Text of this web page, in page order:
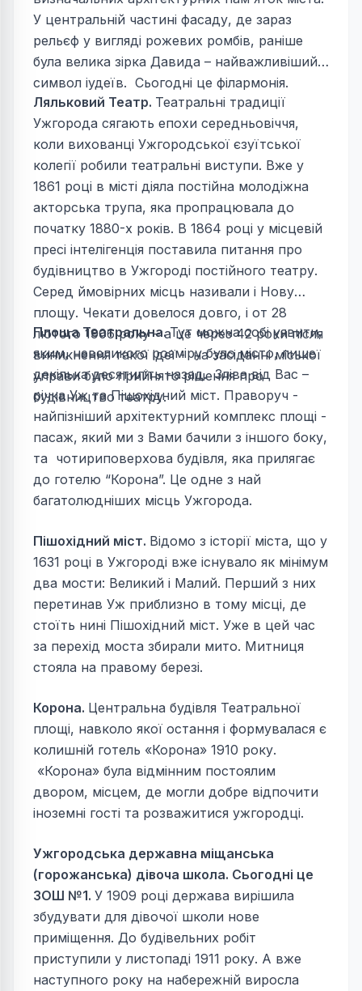
У центральній частині фасаду, де зараз
рельєф у вигляді рожевих ромбів, раніше
була велика зірка Давида – найважливіший
символ іудеїв. Сьогодні це філармонія.
Ляльковий Театр. Театральні традиції
Ужгорода сягають епохи середньовіччя,
коли вихованці Ужгородської єзуїтської
колегії робили театральні виступи. Вже у
1861 році в місті діяла постійна молодіжна
акторська трупа, яка пропрацювала до
початку 1880-х років. В 1864 році у місцевій
пресі інтелігенція поставила питання про
будівництво в Ужгороді постійного театру.
Серед ймовірних місць називали і Нову
площу. Чекати довелося довго, і от 28
лютого 1906 року – а це через 42 роки після
виникнення такої ідеї - на засіданні міської
управи було прийнято рішення про
будівництво театру.
Площа Театральна.Тут можна собі уявити,
яким, невеликого розміру було місто, лише
декілька десятиліть назад. Зліва від Вас –
річка Уж та Пішохідний міст. Праворуч -
найпізніший архітектурний комплекс площі -
пасаж, який ми з Вами бачили з іншого боку,
та чотириповерхова будівля, яка прилягає
до готелю “Корона”. Це одне з най
багатолюдніших місць Ужгорода.
Пішохідний міст. Відомо з історії міста, що у
1631 році в Ужгороді вже існувало як мінімум
два мости: Великий і Малий. Перший з них
перетинав Уж приблизно в тому місці, де
стоїть нині Пішохідний міст. Уже в цей час
за перехід моста збирали мито. Митниця
стояла на правому березі.
Корона. Центральна будівля Театральної
площі, навколо якої остання і формувалася є
колишній готель «Корона» 1910 року.
«Корона» була відмінним постоялим
двором, місцем, де могли добре відпочити
іноземні гості та розважитися ужгородці.
Ужгородська державна міщанська
(горожанська) дівоча школа. Сьогодні це
ЗОШ №1. У 1909 році держава вирішила
збудувати для дівочої школи нове
приміщення. До будівельних робіт
приступили у листопаді 1911 року. А вже
наступного року на набережній виросла